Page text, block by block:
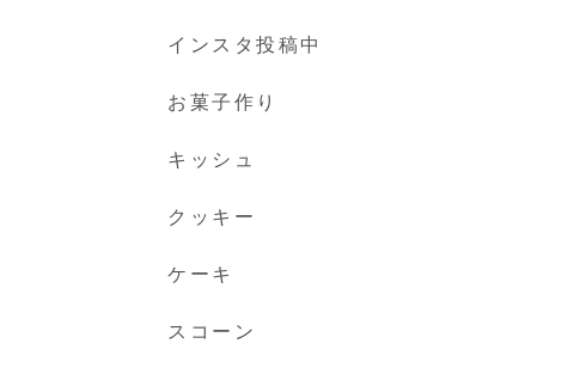
インスタ投稿中
お菓子作り
キッシュ
クッキー
ケーキ
スコーン